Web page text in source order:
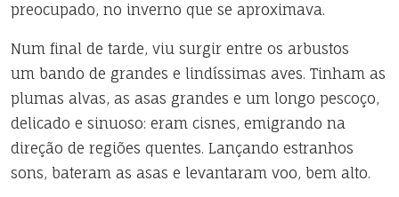
preocupado, no inverno que se aproximava.
Num final de tarde, viu surgir entre os arbustos
um bando de grandes e lindíssimas aves. Tinham as
plumas alvas, as asas grandes e um longo pescoço,
delicado e sinuoso: eram cisnes, emigrando na
direção de regiões quentes. Lançando estranhos
sons, bateram as asas e levantaram voo, bem alto.